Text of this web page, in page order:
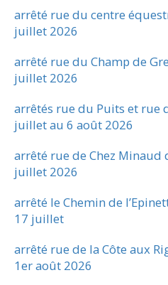
arrêté rue du centre
juillet 2026
arrêté rue du Champ de
juillet 2026
arrêtés rue du Puits et rue
juillet au 6 août 2026
arrêté rue de Chez
juillet 2026
arrêté le Chemin de
17 juillet
arrêté rue de la Côte aux
1er août 2026